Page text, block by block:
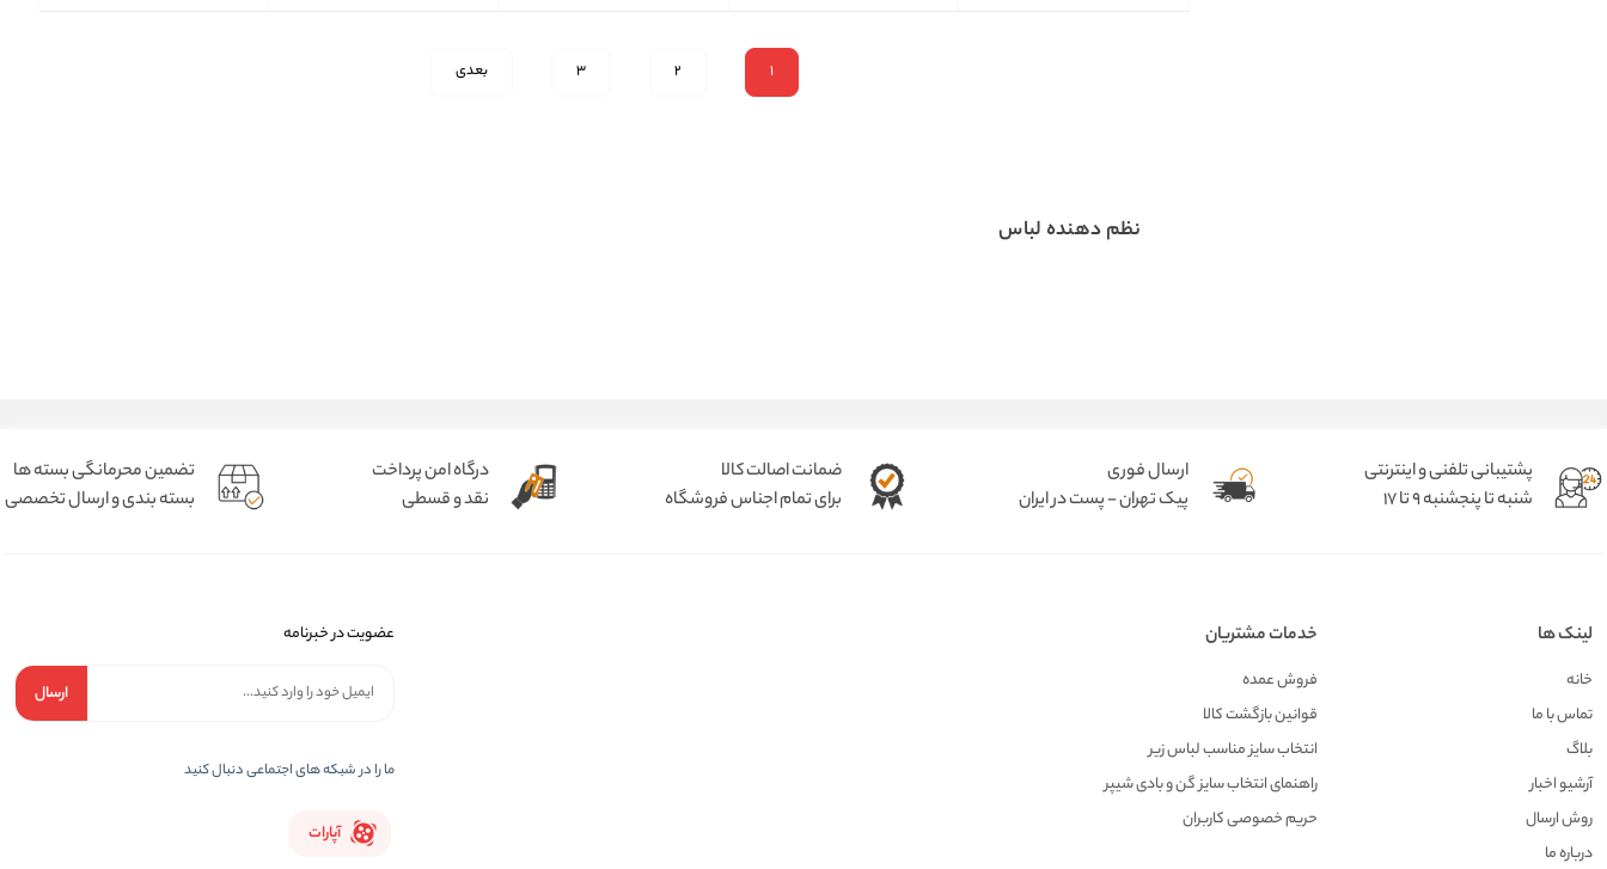
1
2
3 بعدی
نظم دهنده لباس
پشتیبانی تلفنی و اینترنتی
شنبه تا پنجشنبه 9 تا 17
ارسال فوری
پیک تهران - پست در ایران
ضمانت اصالت کالا
برای تمام اجناس فروشگاه
درگاه امن پرداخت
نقد و قسطی
تضمین محرمانگی بسته ها
بسته بندی و ارسال تخصصی
لینک ها
خانه
تماس با ما
بلاگ
آرشیو اخبار
روش ارسال
درباره ما
خدمات مشتریان
فروش عمده
قوانین بازگشت کالا
انتخاب سایز مناسب لباس زیر
راهنمای انتخاب سایز گن و بادی شیپر
حریم خصوصی کاربران
عضویت در خبرنامه
ارسال
ما را در شبکه های اجتماعی دنبال کنید
آپارات